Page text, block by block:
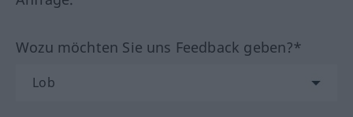
Wozu möchten Sie uns Feedback geben?*